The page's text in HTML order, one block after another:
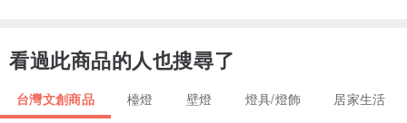
( 本產品不含插座與充電器)
商品內容物 :
看過此商品的人也搜尋了
台灣文創商品 檯燈 壁燈 燈具/燈飾 居家生活